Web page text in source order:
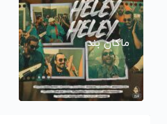
ماکان بند